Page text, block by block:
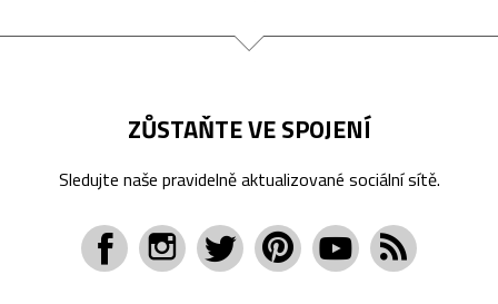
ZŮSTAŇTE VE SPOJENÍ
Sledujte naše pravidelně aktualizované sociální sítě.